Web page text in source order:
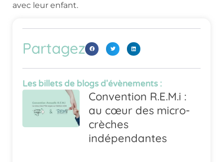
avec leur enfant.
Partagez
Les billets de blogs d'évènements :
Convention R.E.M.i :
au cœur des micro-
crèches
indépendantes